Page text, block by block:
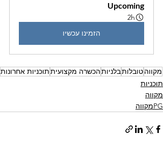
Upcoming
2h
הזמינו עכשיו
מקווהטובלותבלניותהכשרה מקצועיתתוכניות אחרונות
תוכניות
מקווה
PGמקווה